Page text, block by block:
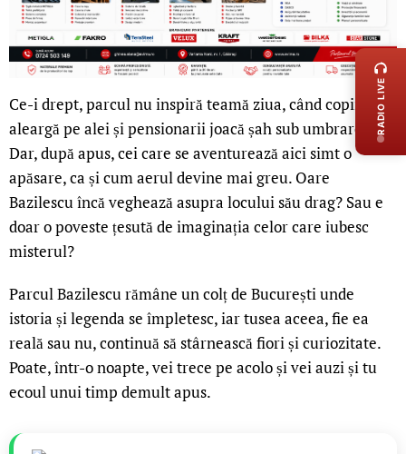
Ce-i drept, parcul nu inspiră teamă ziua, când copii
aleargă pe alei și pensionarii joacă șah sub umbrare.
Dar, după apus, cei care se aventurează aici simt o
apăsare, ca și cum aerul devine mai greu. Oare
Bazilescu încă veghează asupra locului său drag? Sau e
doar o poveste țesută de imaginația celor care iubesc
misterul?
Parcul Bazilescu rămâne un colț de București unde
istoria și legenda se împletesc, iar tusea aceea, fie ea
reală sau nu, continuă să stârnească fiori și curiozitate.
Poate, într-o noapte, vei trece pe acolo și vei auzi și tu
ecoul unui timp demult apus.
LIVE
RADIO LIVE